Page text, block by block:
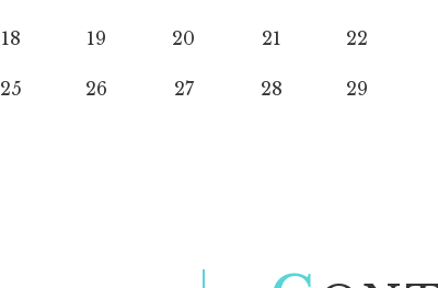
18 19 20 21 22
25 26 27 28 29